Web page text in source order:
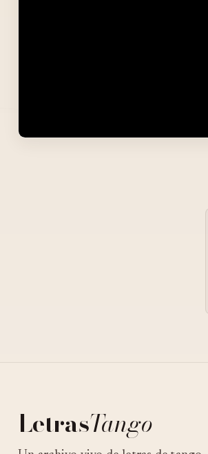
LetrasTango